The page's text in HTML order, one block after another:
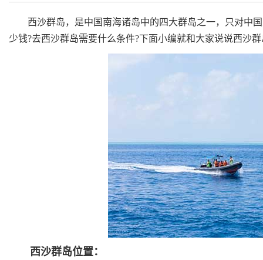
西沙群岛，是中国南海诸岛中的四大群岛之一，只对中国
少钱?去西沙群岛需要什么条件?下面小编就和大家说说西沙
西沙群岛位置：